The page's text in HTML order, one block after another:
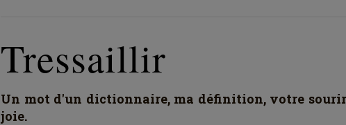
Tressaillir
Un mot d'un dictionnaire, ma définition, votre
joie.